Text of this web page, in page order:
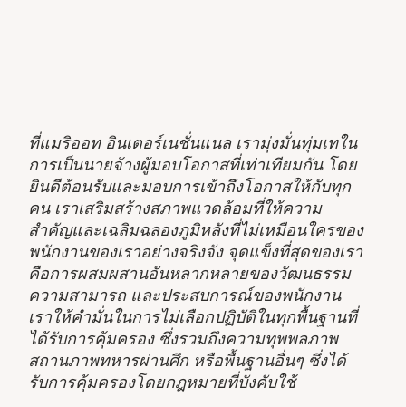
ที่แมริออท อินเตอร์เนชั่นแนล เรามุ่งมั่นทุ่มเทใน
การเป็นนายจ้างผู้มอบโอกาสที่เท่าเทียมกัน โดย
ยินดีต้อนรับและมอบการเข้าถึงโอกาสให้กับทุก
คน เราเสริมสร้างสภาพแวดล้อมที่ให้ความ
สำคัญและเฉลิมฉลองภูมิหลังที่ไม่เหมือนใครของ
พนักงานของเราอย่างจริงจัง จุดแข็งที่สุดของเรา
คือการผสมผสานอันหลากหลายของวัฒนธรรม
ความสามารถ และประสบการณ์ของพนักงาน
เราให้คำมั่นในการไม่เลือกปฏิบัติในทุกพื้นฐานที่
ได้รับการคุ้มครอง ซึ่งรวมถึงความทุพพลภาพ
สถานภาพทหารผ่านศึก หรือพื้นฐานอื่นๆ ซึ่งได้
รับการคุ้มครองโดยกฎหมายที่บังคับใช้